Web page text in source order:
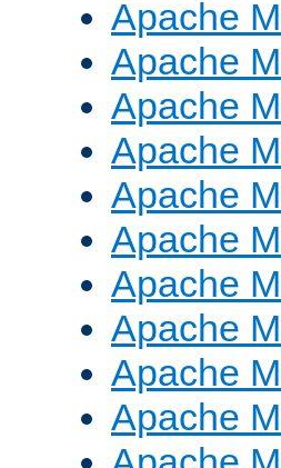
Apache
Apache
Apache
Apache
Apache
Apache
Apache
Apache
Apache
Apache